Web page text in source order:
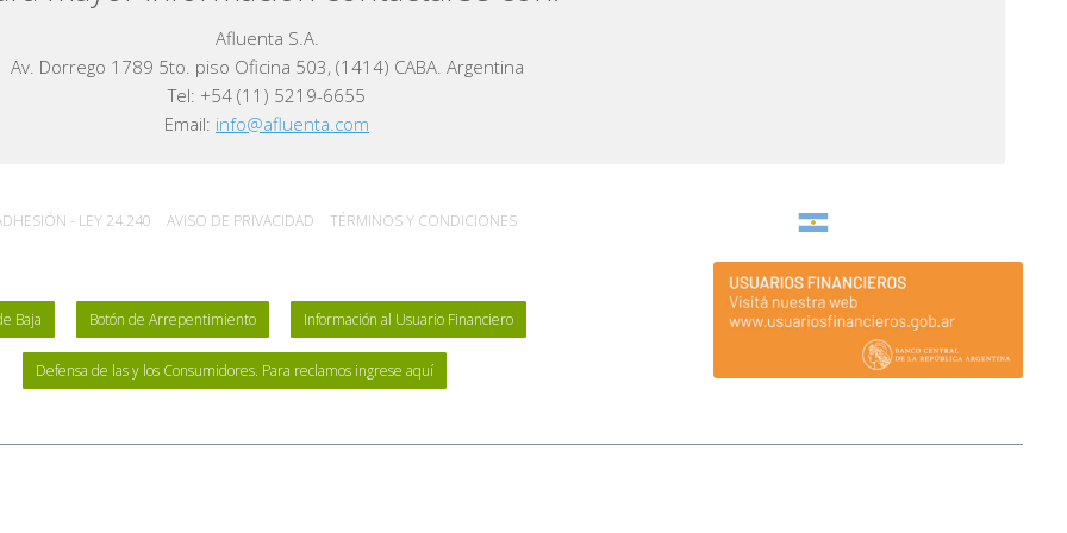
Afluenta S.A.
Av. Dorrego 1789 5to. piso Oficina 503, (1414) CABA. Argentina
Tel: +54 (11) 5219-6655
Email: info@afluenta.com
- LEY 24.240 AVISO DE PRIVACIDAD TÉRMINOS Y CONDICIONES
Baja Botón de Arrepentimiento Información al Usuario Financiero
Defensa de las y los Consumidores. Para reclamos ingrese aquí